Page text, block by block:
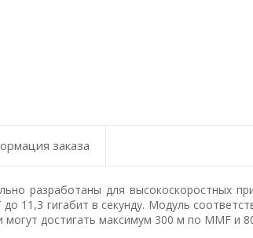
заказа
разработаны для высокоскоростных
11,3 гигабит в секунду. Модуль
достигать максимум 300 м по MMF и